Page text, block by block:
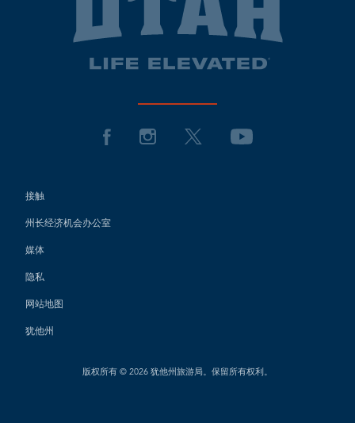
接触
州长经济机会办公室
媒体
隐私
网站地图
犹他州
版权所有 © 2026 犹他州旅游局。保留所有权利。